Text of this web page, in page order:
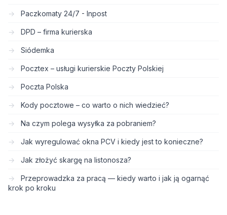
Paczkomaty 24/7 - Inpost
DPD – firma kurierska
Siódemka
Pocztex – usługi kurierskie Poczty Polskiej
Poczta Polska
Kody pocztowe – co warto o nich wiedzieć?
Na czym polega wysyłka za pobraniem?
Jak wyregulować okna PCV i kiedy jest to konieczne?
Jak złożyć skargę na listonosza?
Przeprowadzka za pracą — kiedy warto i jak ją ogarnąć
krok po kroku